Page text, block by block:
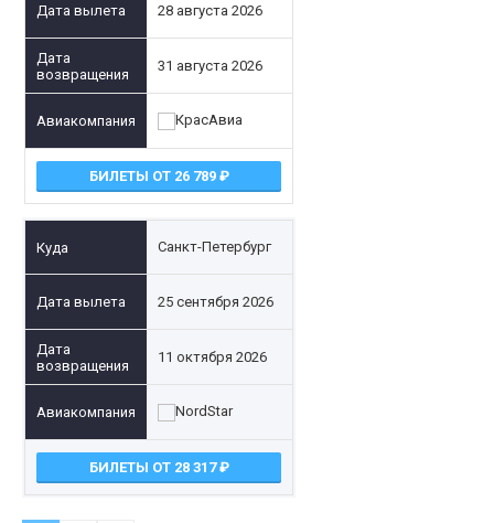
28 августа 2026
31 августа 2026
БИЛЕТЫ ОТ 26 789
Санкт-Петербург
25 сентября 2026
11 октября 2026
БИЛЕТЫ ОТ 28 317